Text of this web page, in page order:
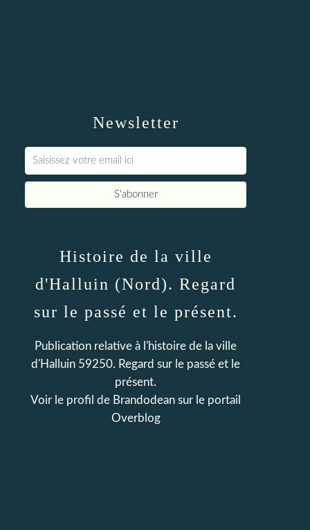
Newsletter
Histoire de la ville
d'Halluin (Nord). Regard
sur le passé et le présent.
Publication relative à l'histoire de la ville
d'Halluin 59250. Regard sur le passé et le
présent.
Voir le profil de Brandodean sur le portail
Overblog